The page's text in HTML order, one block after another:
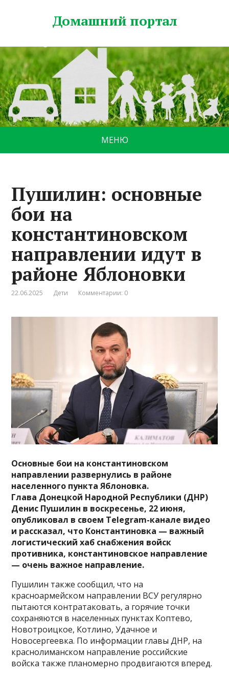
Домашний портал
МЕНЮ
Пушилин: основные
бои на
константиновском
направлении идут в
районе Яблоновки
22.06.2025 Дети Комментарии: 0
Основные бои на константиновском
направлении развернулись в районе
населенного пункта Яблоновка.
Глава Донецкой Народной Республики (ДНР)
Денис Пушилин в воскресенье, 22 июня,
опубликовал в своем Telegram-канале видео
и рассказал, что Константиновка — важный
логистический хаб снабжения войск
противника, константиновское направление
— очень важное направление.
Пушилин также сообщил, что на
красноармейском направлении ВСУ регулярно
пытаются контратаковать, а горячие точки
сохраняются в населенных пунктах Коптево,
Новотроицкое, Котлино, Удачное и
Новосергеевка. По информации главы ДНР, на
краснолиманском направление российские
войска также планомерно продвигаются вперед.